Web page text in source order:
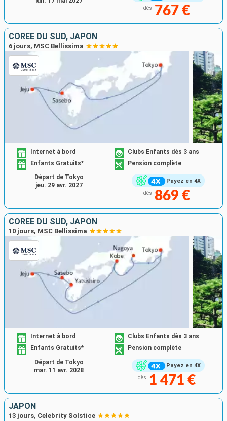
dès 767 €
CORÉE DU SUD, JAPON
6 jours, MSC Bellissima
Payez en 4X
Internet à bord
Clubs Enfants dès 3 ans
Enfants Gratuits*
Pension complète
dès 869 €
Départ de Tokyo
jeu. 29 avr. 2027
CORÉE DU SUD, JAPON
10 jours, MSC Bellissima
Payez en 4X
Internet à bord
Clubs Enfants dès 3 ans
Enfants Gratuits*
Pension complète
dès 1 471 €
Départ de Tokyo
mar. 11 avr. 2028
JAPON
13 jours, Celebrity Solstice